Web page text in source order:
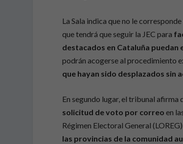
La Sala indica que no le
que tendrá que seguir la JEC para
destacados en Cataluña puedan
podrán acogerse al procedimiento
que hayan sido desplazados sin
En segundo lugar, el tribunal afirma
solicitud de voto por correo en
Régimen Electoral General
las provincias de la comunidad